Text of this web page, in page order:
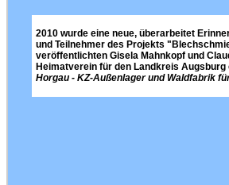
2010 wurde eine neue, überarbeitet
und Teilnehmer des Projekts
veröffentlichten Gisela Mahnkopf und
Heimatverein für den Landkreis Augsburg
Horgau - KZ-Außenlager und Waldfabrik